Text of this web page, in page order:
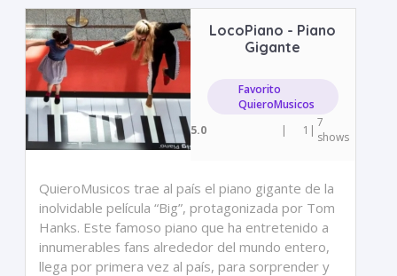
LocoPiano - Piano
Gigante
Favorito
QuieroMusicos
5.0
| 1 | 7
shows
QuieroMusicos trae al país el piano gigante de la
inolvidable película “Big”, protagonizada por Tom
Hanks. Este famoso piano que ha entretenido a
innumerables fans alrededor del mundo entero,
llega por primera vez al país, para sorprender y